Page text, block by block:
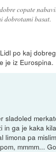
copate
dobrotami basat.
po kaj
je iz Eurospina.
sladoled
in ga je kaka
limona pa
mmmm...